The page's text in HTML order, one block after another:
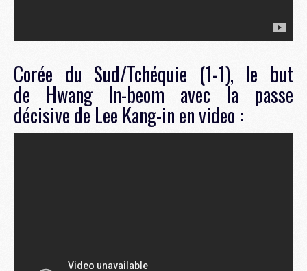
Corée du Sud/Tchéquie (1-1), le but
de Hwang In-beom avec la passe
décisive de Lee Kang-in en video :